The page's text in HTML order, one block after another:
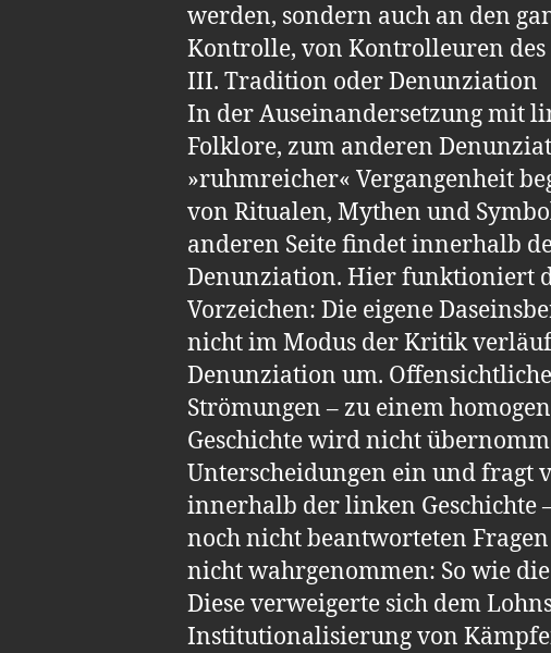
werden, sondern auch an den
Kontrolle, von Kontrolleuren des
III. Tradition oder Denunziation
In der Auseinandersetzung mit
Folklore, zum anderen
»ruhmreicher« Vergangenheit
von Ritualen, Mythen und
anderen Seite findet innerhalb
Denunziation. Hier funktioniert
Vorzeichen: Die eigene
nicht im Modus der Kritik
Denunziation um.
Strömungen – zu einem
Geschichte wird nicht
Unterscheidungen ein und fragt
innerhalb der linken Geschichte
noch nicht beantworteten
nicht wahrgenommen: So wie
Diese verweigerte sich dem
Institutionalisierung von